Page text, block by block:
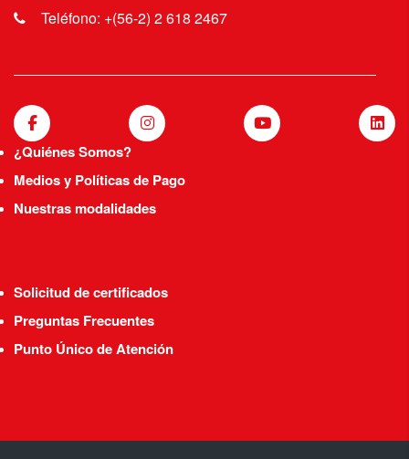
Teléfono: +(56-2) 2 618 2467
¿Quiénes Somos?
Medios y Políticas de Pago
Nuestras modalidades
Solicitud de certificados
Preguntas Frecuentes
Punto Único de Atención